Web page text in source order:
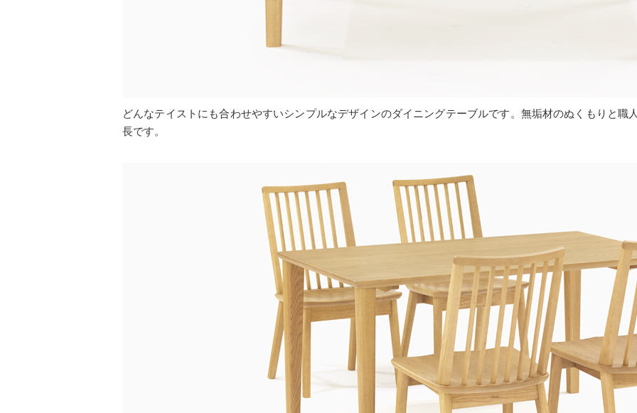
どんなテイストにも合わせやすいシンプルなデザインのダイニングテーブルです。無垢材のぬくもりと職
長です。